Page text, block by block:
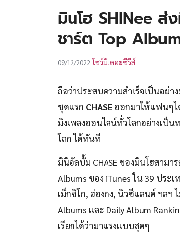
มินโฮ SHINee ส่
ชาร์ต Top
09/12/2022 โชว์มีเดอะซีรีส์
ถือว่าประสบความสำเร็จเป็นอย่า
ชุดแรก CHASE ออกมาให้แฟนๆไ
มิงเพลงออนไลน์ทั่วโลกอย่างเป็น
โลก ได้ทันที
มินิอัลบั้ม CHASE ของมินโฮสาม
Albums ของ iTunes ใน 39 ประ
เม็กซิโก, ฮ่องกง, นิวซีแลนด์ ฯลฯ
Albums และ Daily Album
เรียกได้ว่ามาแรงแบบสุดๆ